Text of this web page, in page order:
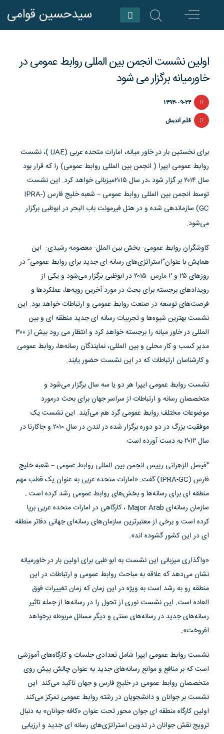
سیدحسین قوامی
اولین نشست انجمن بین المللی روابط عمومی در
خاورمیانه برگزار می شود
۱۳۹۳-۰۹-۲۴
قلم اندیش
برای نخستین بار در خاور میانه، امارات متحده عربی (UAE )، نشست
روابط عمومی ایپرا ( انجمن بین المللی روابط عمومی) را که قرار بود
سال ۲۰۱۴ بر گزار شود ،در سال ۲۰۱۵میزبانی خواهد کرد. این نشست
توسط انجمن بین المللی روابط عمومی – شعبه خلیج فارس (IPRA-
GC) سازماندهی شده و در هتل فیرمونت باب البحر در ابوظبی برگزار
می‌شود.
کاوشگران روابط عمومی- بخش بین الملل- معصومه رشیدی: این
همایش با عنوان”استراتژی‌های رسانه ای جدید برای روابط عمومی” در
روزهای ۲۵ و ۲ مارس ۲۰۱۵ در ابوظبی برگزار می‌شود و یکی از
رویدادهای برجسته برای بحث در مورد آخرین رویه‌ها، عملکرد‌ها و
فرصت‌های توسعه در صنعت روابط عمومی و ارتباطات خواهد بود. این
نشست بهترین شیوه‌ها و تجربیات رسانه ای جدید منطقه ای و بین
المللی در خاور میانه را برجسته خواهد کرد و انتظار می رود بیش از ۳۰۰
مدیر کسب و کار محلی و بین المللی، نمایندگان رسانه‌ها، روابط عمومی
و کارشناسان ارتباطات که در این نشست حضور یابند.
نشست روابط عمومی ایپرا هر دو یا سه سال برگزار می‌شود و
متخصصان رسانه و ارتباطات از سراسر جهان برای بحث درمورد
موضوعات مختلف روابط عمومی گرد هم می‌آیند. این نشست یک
موفقیت بزرگ در دو دوره برگزار شده در لندن در سال ۲۰۱۰ و جاکارتا در
سال ۲۰۱۲ به دست آورده است.
“فیصل الزهرانی رییس انجمن بین المللی روابط عمومی – شعبه خلیج
فارس (IPRA-GC) گفت: «امارات متحده عربی به عنوان یک قطب مهم
منطقه ای برای رسانه‌ها و بخش‌های روابط عمومی رشد کرده است .
سازمان رسانه‌ای Major Arab ، کارگاهی در امارات متحده عربی برپا
کرده است و برخی از معتبرترین سازمان‌های رسانه‌ای جهانی دفاتر منطقه
ای در این کشور گشود‌ه اند».
«واگذاری میزبانی این نشست به ابو ظبی برای اولین بار در خاورمیانه
نشان می‌دهد که علاقه به مباحث روابط عمومی و ارتباطات در این
منطقه رو به رشد است به ویژه در این زمان که زمان تغییرات فوق
العاده است. این نشست نوری از تحول را در رسانه‌ها از جمله تاثیر
رسانه‌های جدید در رسانه‌های سنتی و دیگر مسائل مربوطه برخواهد
افروخت».
نشست روابط عمومی ایپرا شامل تعدادی جلسات و کارگاه‌های آموزشی
است که بر منافع و موانع رسانه‌های جدید به عنوان چالش پیش روی
متخصصان روابط عمومی در خلیج فارس و جهان تاکید می‌کند. این
نشست بر جوانان و دانشجویان در رشته روابط عمومی تمرکز می‌کند.
اولین کارگاه منطقه ای جوان محور تحت عنوان «کافه جوانان» به دنبال
ترویج نقش جوانان در تدوین استراتژی‌های رسانه ای جدید و ارزیابی